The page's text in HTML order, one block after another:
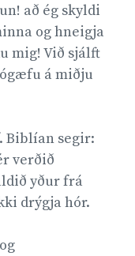
að ég skyldi
og hneigja
mig! Við sjálft
á miðju
Biblían segir:
verðið
yður frá
drýgja hór.